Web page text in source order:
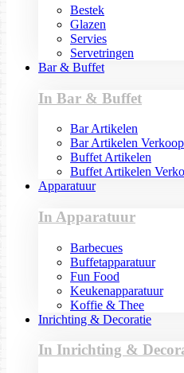
Bestek
Glazen
Servies
Servetringen
Bar & Buffet
In Bar & Buffet
Bar Artikelen
Bar Artikelen Verkoop
Buffet Artikelen
Buffet Artikelen
Apparatuur
In Apparatuur
Barbecues
Buffetapparatuur
Fun Food
Keukenapparatuur
Koffie & Thee
Inrichting & Decoratie
In Inrichting &